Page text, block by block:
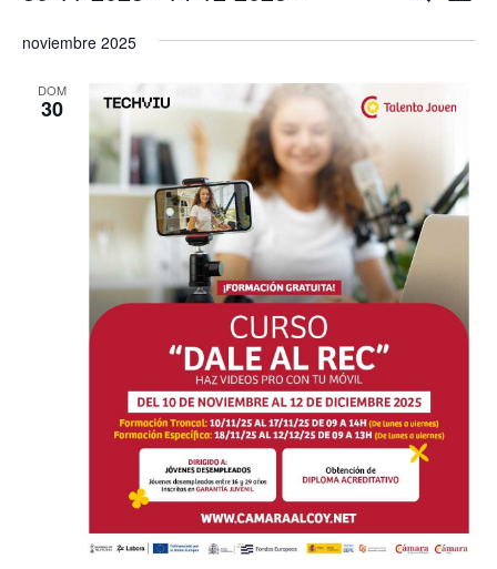
vistas
de
de
la
fecha.
noviembre 2025
DOM
30